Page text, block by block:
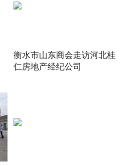
衡水市山东商会走访河北桂
仁房地产经纪公司